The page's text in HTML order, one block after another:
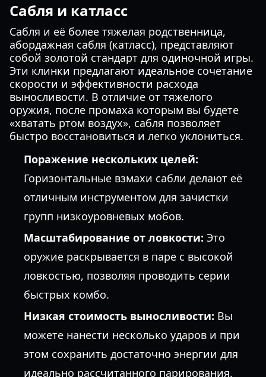
Сабля и катласс
Сабля и её более тяжелая родственница,
абордажная сабля (катласс), представляют
собой золотой стандарт для одиночной игры.
Эти клинки предлагают идеальное сочетание
скорости и эффективности расхода
выносливости. В отличие от тяжелого
оружия, после промаха которым вы будете
«хватать ртом воздух», сабля позволяет
быстро восстановиться и легко уклониться.
Поражение нескольких целей:
Горизонтальные взмахи сабли делают её
отличным инструментом для зачистки
групп низкоуровневых мобов.
Масштабирование от ловкости: Это
оружие раскрывается в паре с высокой
ловкостью, позволяя проводить серии
быстрых комбо.
Низкая стоимость выносливости: Вы
можете нанести несколько ударов и при
этом сохранить достаточно энергии для
идеально рассчитанного парирования.